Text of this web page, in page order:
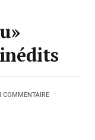
COMMENTAIRE